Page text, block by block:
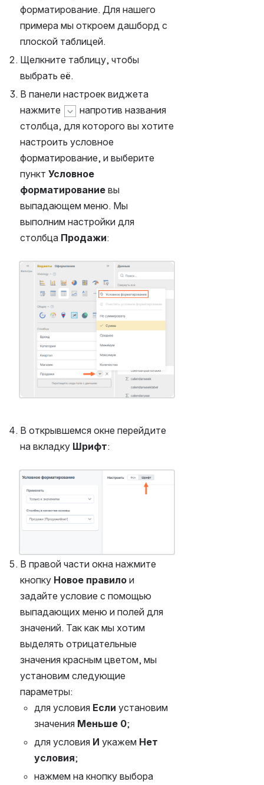
форматирование. Для нашего
примера мы откроем дашборд с
плоской таблицей.
Щелкните таблицу, чтобы
выбрать её.
В панели настроек виджета
нажмите
напротив названия
столбца, для которого вы хотите
настроить условное
форматирование, и выберите
пункт Условное
форматирование вы
выпадающем меню. Мы
выполним настройки для
столбца Продажи:
Открыть файл «»
В открывшемся окне перейдите
на вкладку Шрифт:
Открыть файл «»
В правой части окна нажмите
кнопку Новое правило и
задайте условие с помощью
выпадающих меню и полей для
значений. Так как мы хотим
выделять отрицательные
значения красным цветом, мы
установим следующие
параметры:
для условия Если установим
значения Меньше 0;
для условия И укажем Нет
условия;
нажмем на кнопку выбора